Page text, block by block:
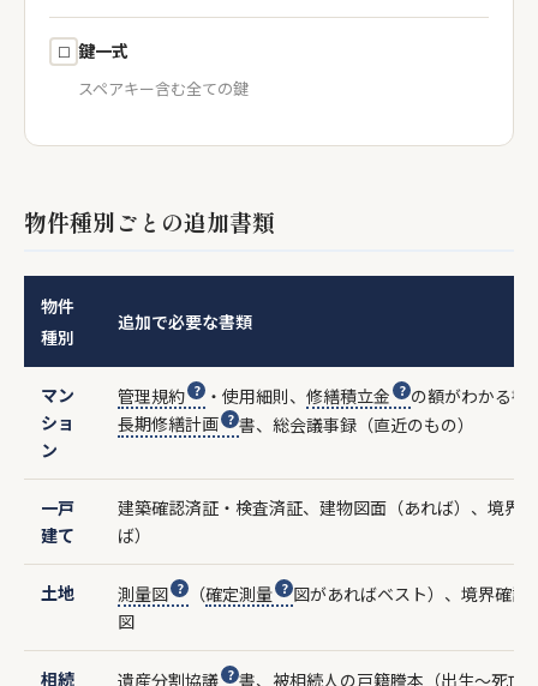
☐ 鍵一式
スペアキー含む全ての鍵
物件種別ごとの追加書類
物件
種別
追加で必要な書類
マン
ショ
ン
管理規約 ・使用細則、 修繕積立金
の額がわかる書
長期修繕計画
書、総会議事録（直近のもの）
一戸
建て
建築確認済証・検査済証、建物図面（あれば）、境界
ば）
土地 測量図 （確定測量
図があればベスト）、境界確認
図
相続
遺産分割協議
書、被相続人の戸籍謄本（出生〜死亡